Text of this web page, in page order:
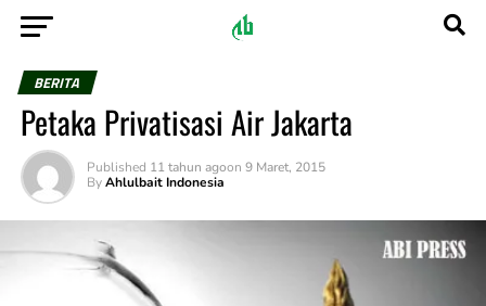
BERITA
Petaka Privatisasi Air Jakarta
Published 11 tahun agoon 9 Maret, 2015
By Ahlulbait Indonesia